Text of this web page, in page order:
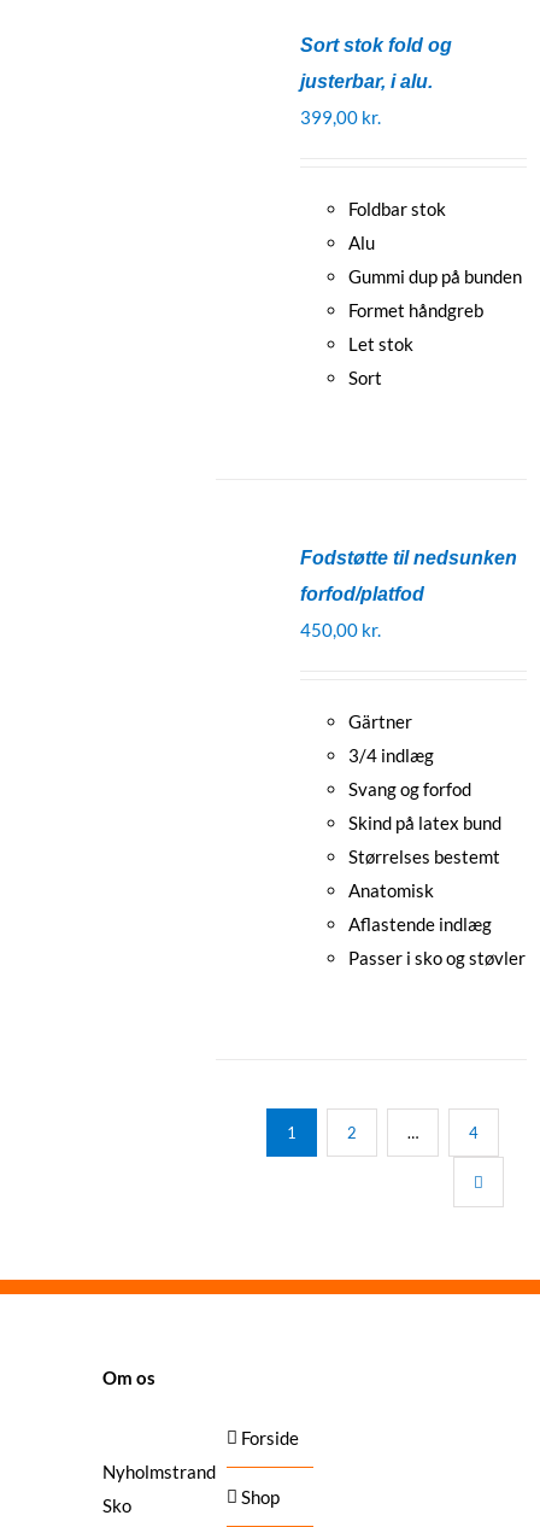
Sort stok fold og
justerbar, i alu.
399,00 kr.
Foldbar stok
Alu
Gummi dup på bunden
Formet håndgreb
Let stok
Sort
Fodstøtte til nedsunken
forfod/platfod
450,00 kr.
Gärtner
3/4 indlæg
Svang og forfod
Skind på latex bund
Størrelses bestemt
Anatomisk
Aflastende indlæg
Passer i sko og støvler
1 2 … 4
Om os
Nyholmstrand
Sko
Forside
Shop